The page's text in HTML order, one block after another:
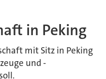
in Peking
mit Sitz in Peking
und -